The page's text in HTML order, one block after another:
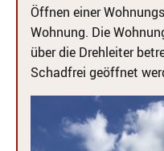
Öffnen einer
Wohnung. Die
über die Drehleiter
Schadfrei geöffnet